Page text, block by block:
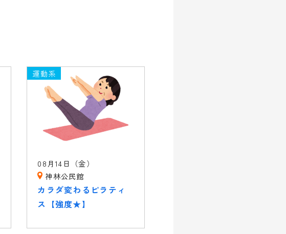
運動系
08月14日（金）
神林公民館
カラダ変わるピラティ
ス【強度★】